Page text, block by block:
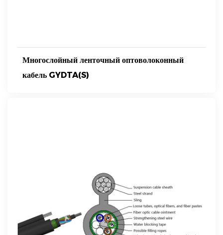
Многослойный ленточный оптоволоконный
кабель GYDTA(S)